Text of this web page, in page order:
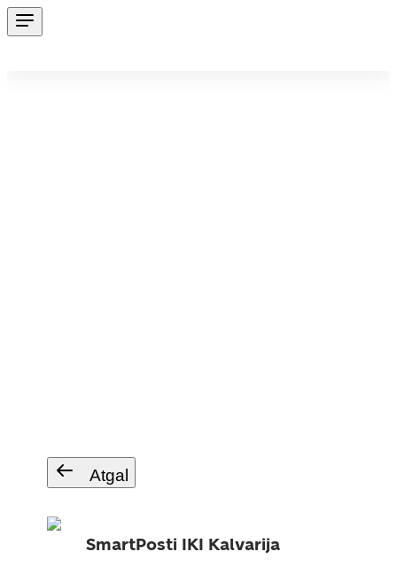
Atgal
SmartPosti IKI Kalvarija